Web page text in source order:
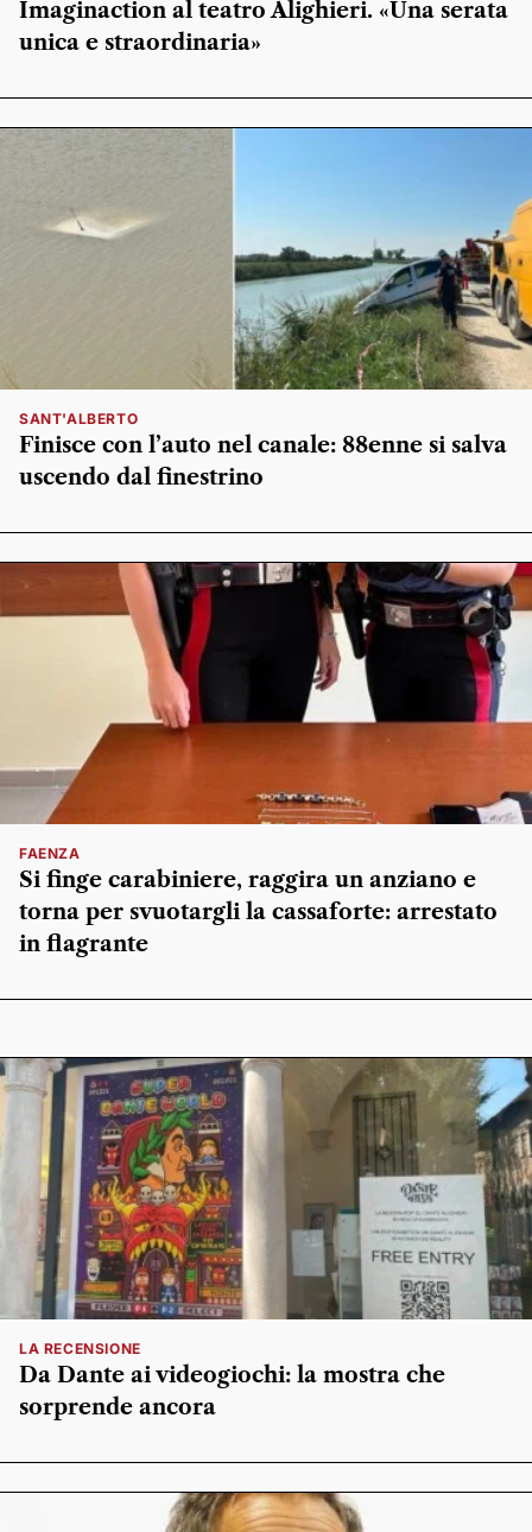
Imaginaction al teatro Alighieri. «Una serata
unica e straordinaria»
SANT'ALBERTO
Finisce con l’auto nel canale: 88enne si salva
uscendo dal finestrino
FAENZA
Si finge carabiniere, raggira un anziano e
torna per svuotargli la cassaforte: arrestato
in flagrante
LA RECENSIONE
Da Dante ai videogiochi: la mostra che
sorprende ancora